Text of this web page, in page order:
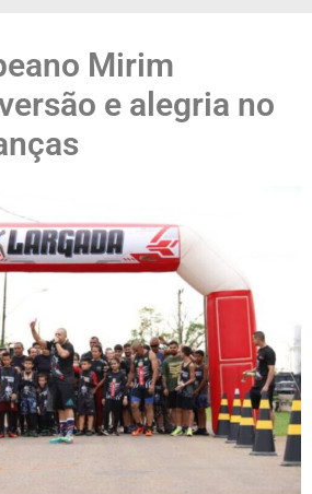
Mirim
e alegria no